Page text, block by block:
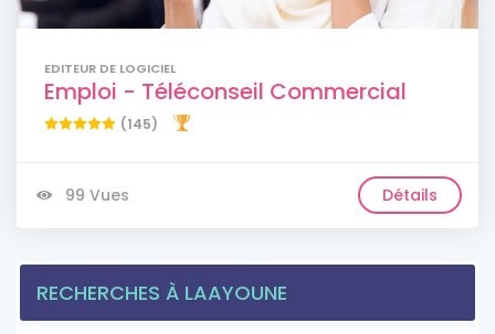
EDITEUR DE LOGICIEL
Emploi - Téléconseil Commercial
(145)
99 Vues Détails
RECHERCHES À LAAYOUNE